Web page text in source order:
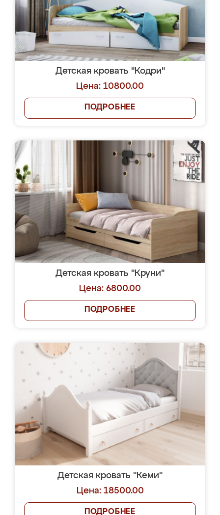
Детская кровать "Кодри"
Цена: 10800.00
ПОДРОБНЕЕ
Детская кровать "Круни"
Цена: 6800.00
ПОДРОБНЕЕ
Детская кровать "Кеми"
Цена: 18500.00
ПОДРОБНЕЕ